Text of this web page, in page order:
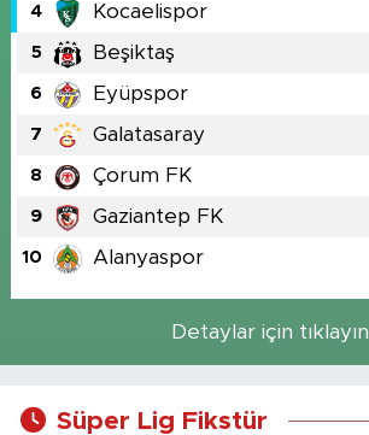
4 Kocaelispor
5 Beşiktaş
6 Eyüpspor
7 Galatasaray
8 Çorum FK
9 Gaziantep FK
10 Alanyaspor
Detaylar için tıklayın
Süper Lig Fikstür